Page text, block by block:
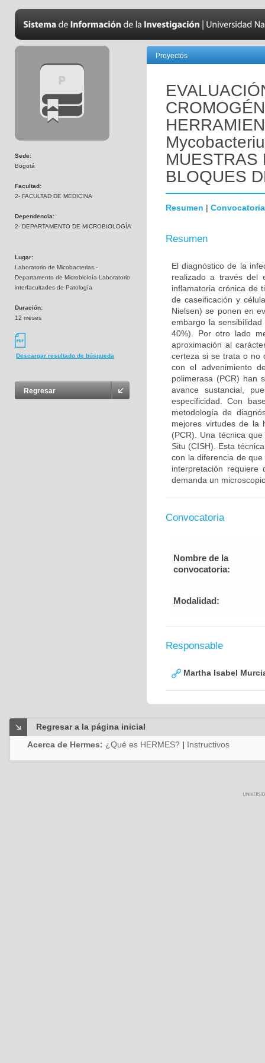
Sede:
Bogotá
Facultad:
2- FACULTAD DE MEDICINA
Dependencia:
2- DEPARTAMENTO DE MICROBIOLOGÍA
Lugar:
Laboratorio de Micobacterias -
Departamento de Microbioloía Laboratorio
interfacultades de Patología
Duración:
12 meses
Descargar resultado de búsqueda
Regresar
Proyectos
MUESTRAS
BLOQUES
Resumen | Convocatoria
Resumen
El diagnóstico de la
realizado a través del
inflamatoria crónica de
de caseificación y
Nielsen) se ponen en
embargo la
40%). Por otro lado
aproximación al
certeza si se trata o no
con el advenimiento
polimerasa (PCR) han
avance sustancial,
especificidad. Con
metodología de
mejores virtudes de la
(PCR). Una técnica
Situ (CISH). Esta
con la diferencia de
interpretación requiere
demanda un
Convocatoria
Nombre de la
convocatoria:
Modalidad:
Responsable
Martha Isabel
Regresar a la página inicial
Acerca de Hermes: ¿Qué es HERMES? | Instructivos